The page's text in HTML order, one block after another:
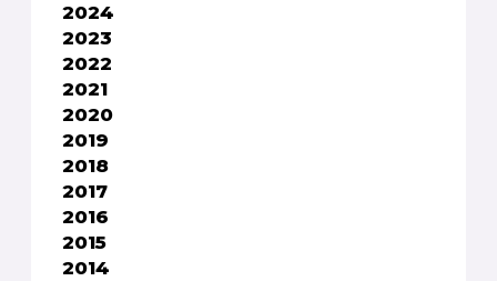
2024
2023
2022
2021
2020
2019
2018
2017
2016
2015
2014